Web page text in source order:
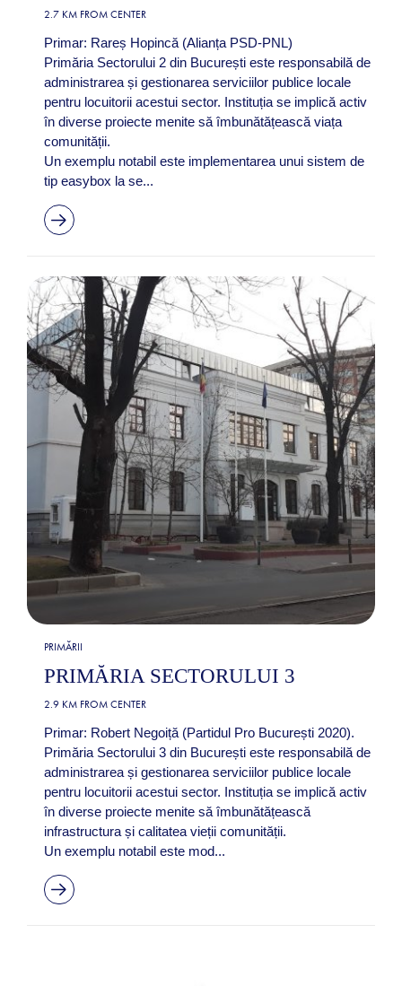
2.7 KM FROM CENTER
Primar: Rareș Hopincă (Alianța PSD-PNL)
Primăria Sectorului 2 din București este responsabilă de
administrarea și gestionarea serviciilor publice locale
pentru locuitorii acestui sector. Instituția se implică activ
în diverse proiecte menite să îmbunătățească viața
comunității.
Un exemplu notabil este implementarea unui sistem de
tip easybox la se...
PRIMĂRII
PRIMĂRIA SECTORULUI 3
2.9 KM FROM CENTER
Primar: Robert Negoiță (Partidul Pro București 2020).
Primăria Sectorului 3 din București este responsabilă de
administrarea și gestionarea serviciilor publice locale
pentru locuitorii acestui sector. Instituția se implică activ
în diverse proiecte menite să îmbunătățească
infrastructura și calitatea vieții comunității.
Un exemplu notabil este mod...